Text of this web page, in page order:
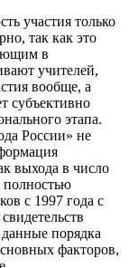
участия только
так как это
в
учителей,
вообще, а
субъективно
этапа.
России» не
выхода в число
полностью
с 1997 года с
порядка
факторов,